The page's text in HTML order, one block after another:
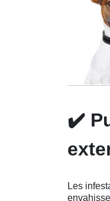
✔️
Les